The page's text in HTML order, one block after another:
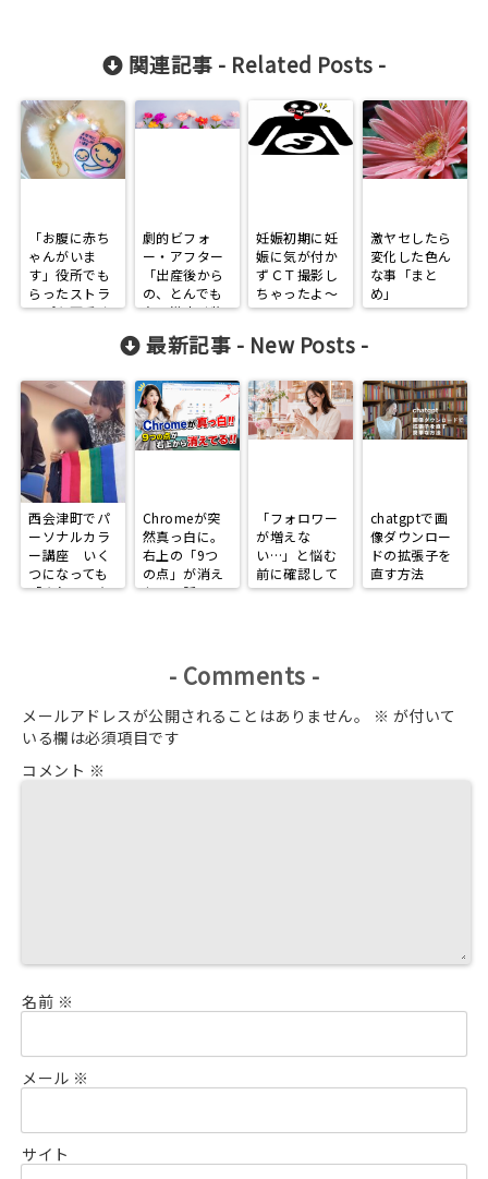
関連記事 - Related Posts -
「お腹に赤ち
ゃんがいま
す」役所でも
らったストラ
ップを可愛く
劇的ビフォ
ー・アフター
「出産後から
の、とんでも
ない激痩せ物
妊娠初期に妊
娠に気が付か
ずＣＴ撮影し
ちゃったよ～
激ヤセしたら
変化した色ん
な事「まと
め」
最新記事 - New Posts -
西会津町でパ
ーソナルカラ
ー講座 いく
つになっても
「きれいで在
Chromeが突
然真っ白に。
右上の「9つ
の点」が消え
た日の話
「フォロワー
が増えな
い…」と悩む
前に確認して
ほしい、
chatgptで画
像ダウンロー
ドの拡張子を
直す方法
- Comments -
メールアドレスが公開されることはありません。 ※ が付いて
いる欄は必須項目です
コメント ※
名前 ※
メール ※
サイト